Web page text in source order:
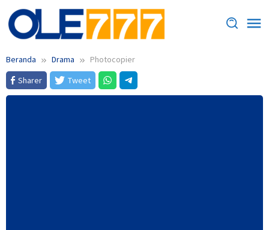
Loncat
ke
konten
Beranda Drama
Photocopier
Sharer
Tweet